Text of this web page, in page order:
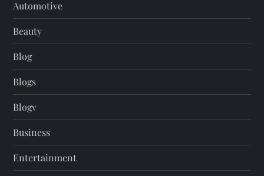
Automotive
Beauty
Blog
Blogs
Blogv
Business
Entertainment